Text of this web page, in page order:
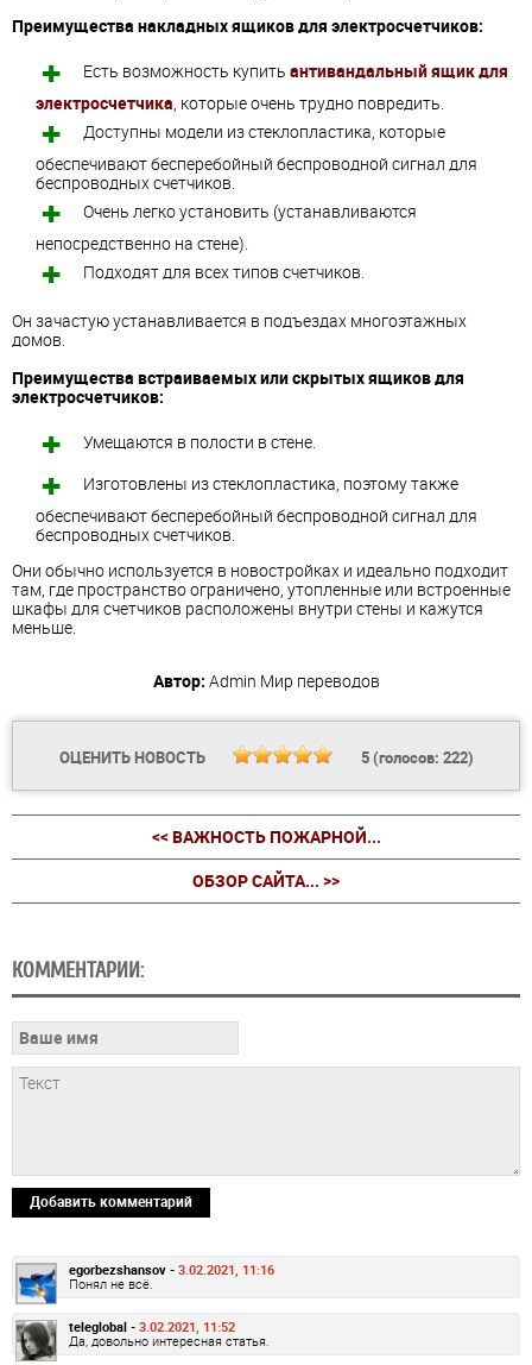
Преимущества накладных ящиков для электросчетчиков:
Есть возможность купить антивандальный ящик для
электросчетчика , которые очень трудно повредить.
Доступны модели из стеклопластика, которые
обеспечивают бесперебойный беспроводной сигнал для
беспроводных счетчиков.
Очень легко установить (устанавливаются
непосредственно на стене).
Подходят для всех типов счетчиков.
Он зачастую устанавливается в подъездах многоэтажных
домов.
Преимущества встраиваемых или скрытых ящиков для
электросчетчиков:
Умещаются в полости в стене.
Изготовлены из стеклопластика, поэтому также
обеспечивают бесперебойный беспроводной сигнал для
беспроводных счетчиков.
Они обычно используется в новостройках и идеально подходит
там, где пространство ограничено, утопленные или встроенные
шкафы для счетчиков расположены внутри стены и кажутся
меньше.
Автор: Admin Мир переводов
ОЦЕНИТЬ НОВОСТЬ 5(голосов: 222)
<< ВАЖНОСТЬ ПОЖАРНОЙ...
ОБЗОР САЙТА... >>
КОММЕНТАРИИ:
Добавить комментарий
egorbezshansov - 3.02.2021, 11:16
Понял не всё.
teleglobal - 3.02.2021, 11:52
Да, довольно интересная статья.